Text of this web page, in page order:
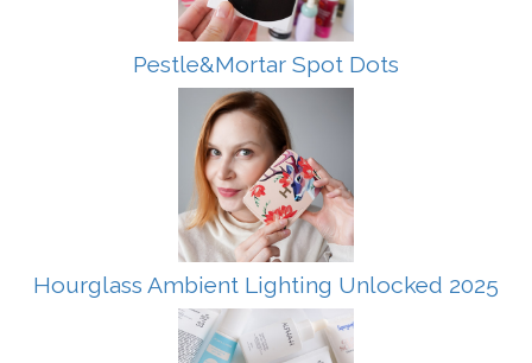
Pestle&Mortar Spot Dots
Hourglass Ambient Lighting Unlocked 2025